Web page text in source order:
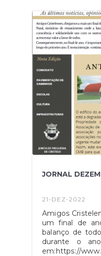
JORNAL
21-DEZ-2022
Amigos
um final de
balanço de
durante o
em:https://